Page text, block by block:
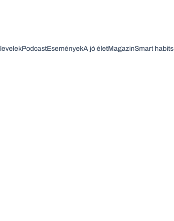
PodcastEseményekA jó életMagazinSmart habits